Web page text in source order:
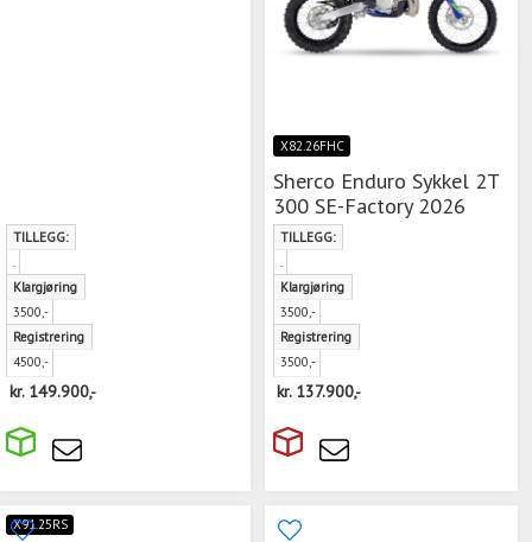
TILLEGG:
.
Klargjøring
3500,-
Registrering
4500,-
kr. 149.900,-
X82.26FHC
Sherco Enduro Sykkel 2T
300 SE-Factory 2026
TILLEGG:
.
Klargjøring
3500,-
Registrering
3500,-
kr. 137.900,-
X91.25RS